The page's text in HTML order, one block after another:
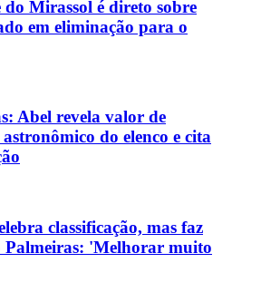
do Mirassol é direto sobre
em eliminação para o
Abel revela valor de
do elenco e cita
classificação, mas faz
Palmeiras: 'Melhorar muito